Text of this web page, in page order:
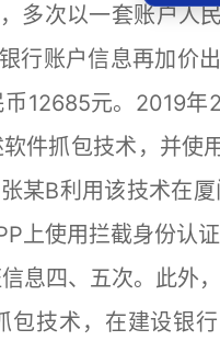
多次以一套账户人
行账户信息再加价
12685元。2019年
件抓包技术，并使
某B利用该技术在
上使用拦截身份认
息四、五次。此外
包技术，在建设银